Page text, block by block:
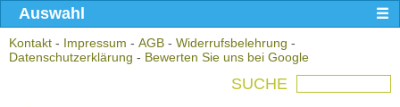
Kontakt - Impressum - AGB - Widerrufsbelehrung -
Datenschutzerklärung - Bewerten Sie uns bei Google
SUCHE
Auswahl